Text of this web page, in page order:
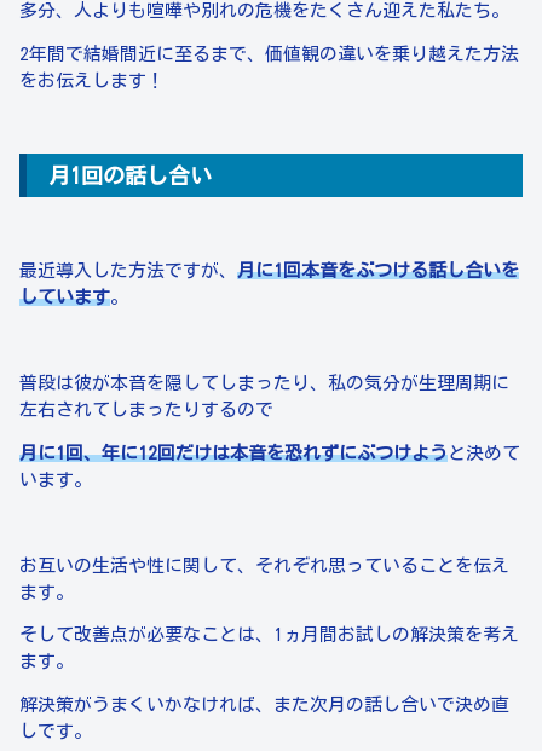
多分、人よりも喧嘩や別れの危機をたくさん迎えた私たち。
2年間で結婚間近に至るまで、価値観の違いを乗り越えた方法
をお伝えします！
月1回の話し合い
最近導入した方法ですが、 月に1回本音をぶつける話し合いを
しています。
普段は彼が本音を隠してしまったり、私の気分が生理周期に
左右されてしまったりするので
月に1回、年に12回だけは本音を恐れずにぶつけようと決めて
います。
お互いの生活や性に関して、それぞれ思っていることを伝え
ます。
そして改善点が必要なことは、1ヵ月間お試しの解決策を考え
ます。
解決策がうまくいかなければ、また次月の話し合いで決め直
しです。